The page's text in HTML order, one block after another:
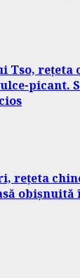
Tso, rețeta
picant.
rețeta